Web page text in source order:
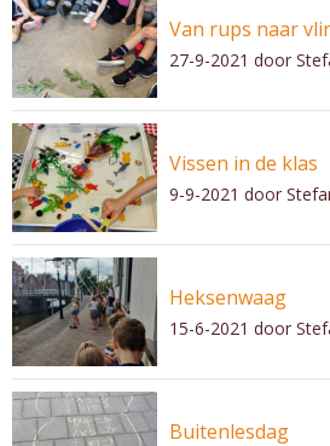
Van rups naar
27-9-2021 door
Vissen in de klas
9-9-2021 door
Heksenwaag
15-6-2021 door
Buitenlesdag